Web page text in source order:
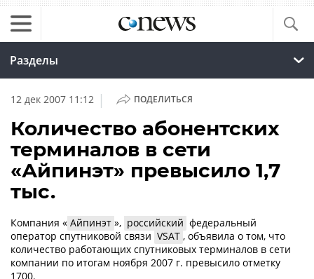
Разделы
12 дек 2007 11:12 | ПОДЕЛИТЬСЯ
Количество абонентских
терминалов в сети
«Айпинэт» превысило 1,7
тыс.
Компания « Айпинэт », российский федеральный
оператор спутниковой связи VSAT , объявила о том, что
количество работающих спутниковых терминалов в сети
компании по итогам ноября 2007 г. превысило отметку
1700.